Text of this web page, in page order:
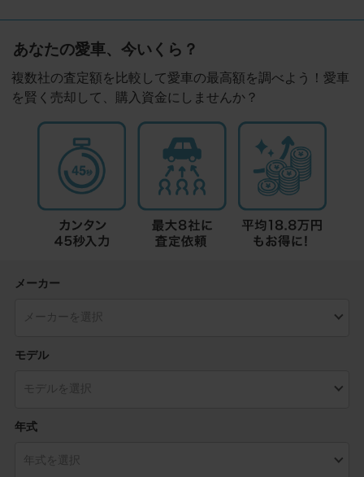
あなたの愛車、今いくら？
複数社の査定額を比較して愛車の最高額を調べよう！愛車
を賢く売却して、購入資金にしませんか？
メーカー
モデル
年式